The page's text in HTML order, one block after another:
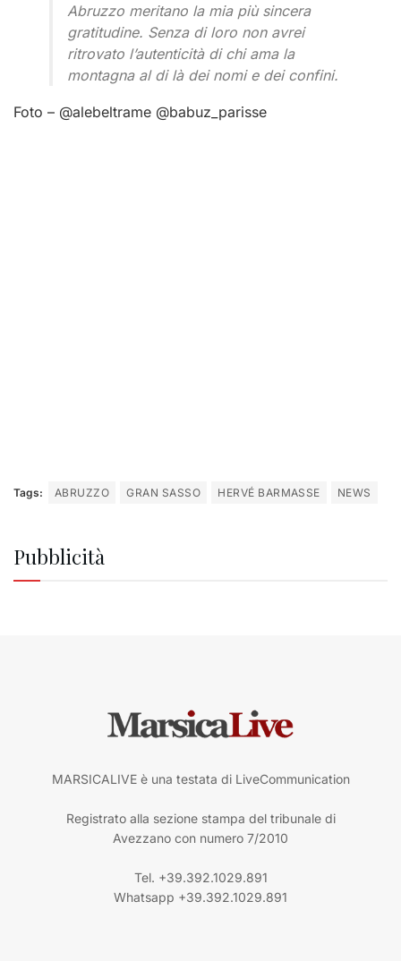
Abruzzo meritano la mia più sincera
gratitudine. Senza di loro non avrei
ritrovato l’autenticità di chi ama la
montagna al di là dei nomi e dei confini.
Foto – @alebeltrame @babuz_parisse
Tags: ABRUZZO GRAN SASSO HERVÉ BARMASSE NEWS
Pubblicità
MARSICALIVE è una testata di LiveCommunication
Registrato alla sezione stampa del tribunale di
Avezzano con numero 7/2010
Tel. +39.392.1029.891
Whatsapp +39.392.1029.891